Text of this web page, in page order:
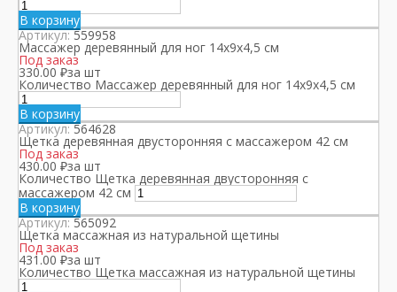
В корзину
Артикул:559958
Массажер деревянный для ног 14х9х4,5 см
Под заказ
330.00 ₽за шт
Количество Массажер деревянный для ног 14х9х4,5 см
В корзину
Артикул:564628
Щетка деревянная двусторонняя с массажером 42 см
Под заказ
430.00 ₽за шт
Количество Щетка деревянная двусторонняя с
массажером 42 см
В корзину
Артикул:565092
Щетка массажная из натуральной щетины
Под заказ
431.00 ₽за шт
Количество Щетка массажная из натуральной щетины